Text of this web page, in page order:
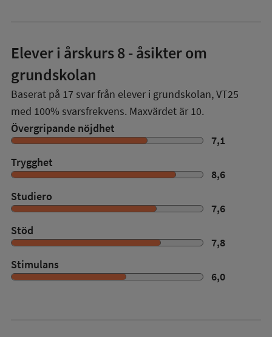
Elever i årskurs 8- åsikter om
grundskolan
Baserat på 17 svar från elever i grundskolan,VT25
med 100% svarsfrekvens. Maxvärdet är 10.
Övergripande nöjdhet
7,1
Trygghet
8,6
Studiero
7,6
Stöd
7,8
Stimulans
6,0